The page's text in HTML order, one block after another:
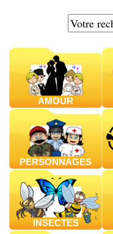
AMOUR
PERSONNAGES
INSECTES